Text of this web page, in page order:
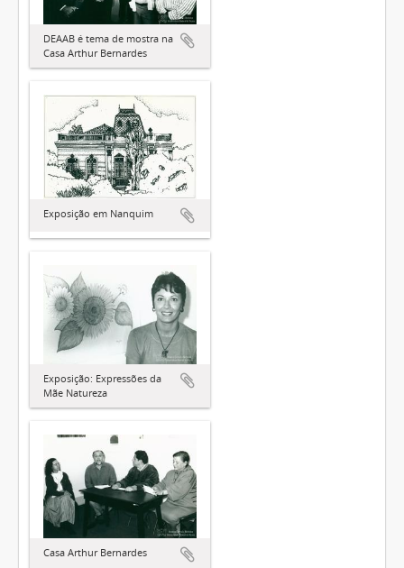
DEAAB é tema de mostra na
Casa Arthur Bernardes
Exposição em Nanquim
Exposição: Expressões da
Mãe Natureza
Casa Arthur Bernardes